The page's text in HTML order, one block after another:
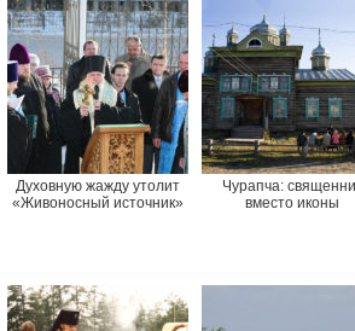
Духовную жажду утолит
«Живоносный источник»
Чурапча:
вместо иконы